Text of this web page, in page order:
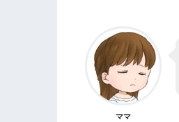
ママ